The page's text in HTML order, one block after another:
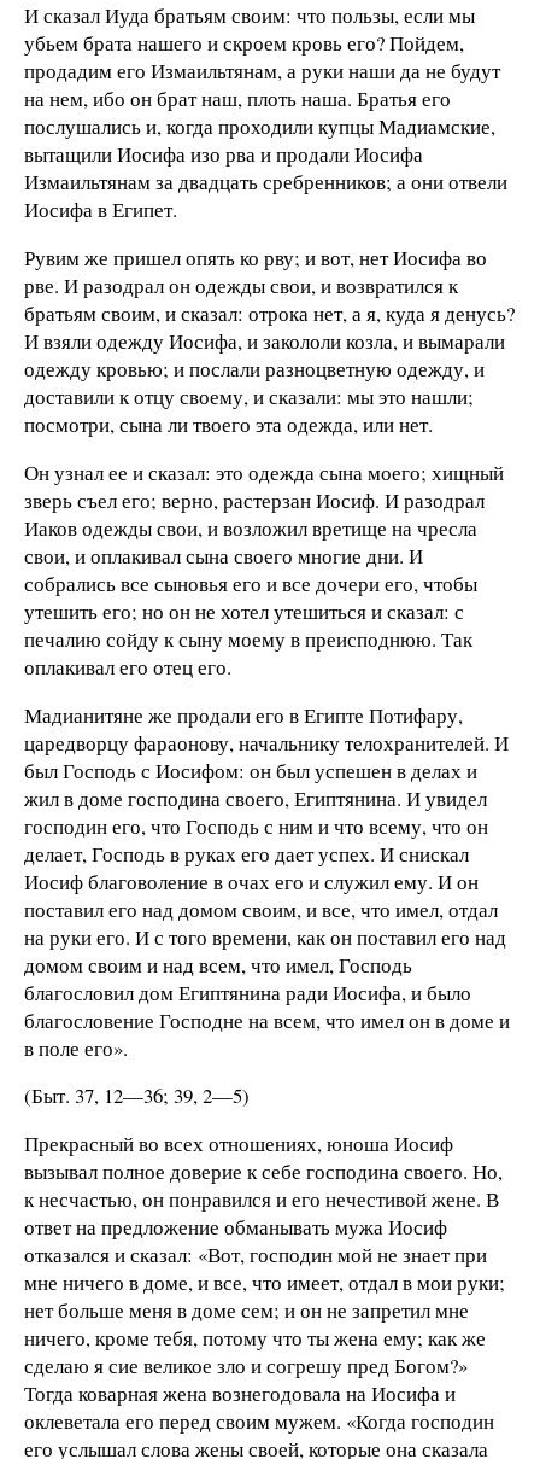
И сказал Иуда братьям своим: что пользы, если мы
убьем брата нашего и скроем кровь его? Пойдем,
продадим его Измаильтянам, а руки наши да не будут
на нем, ибо он брат наш, плоть наша. Братья его
послушались и, когда проходили купцы Мадиамские,
вытащили Иосифа изо рва и продали Иосифа
Измаильтянам за двадцать сребренников; а они отвели
Иосифа в Египет.
Рувим же пришел опять ко рву; и вот, нет Иосифа во
рве. И разодрал он одежды свои, и возвратился к
братьям своим, и сказал: отрока нет, а я, куда я денусь?
И взяли одежду Иосифа, и закололи козла, и вымарали
одежду кровью; и послали разноцветную одежду, и
доставили к отцу своему, и сказали: мы это нашли;
посмотри, сына ли твоего эта одежда, или нет.
Он узнал ее и сказал: это одежда сына моего; хищный
зверь съел его; верно, растерзан Иосиф. И разодрал
Иаков одежды свои, и возложил вретище на чресла
свои, и оплакивал сына своего многие дни. И
собрались все сыновья его и все дочери его, чтобы
утешить его; но он не хотел утешиться и сказал: с
печалию сойду к сыну моему в преисподнюю. Так
оплакивал его отец его.
Мадианитяне же продали его в Египте Потифару,
царедворцу фараонову, начальнику телохранителей. И
был Господь с Иосифом: он был успешен в делах и
жил в доме господина своего, Египтянина. И увидел
господин его, что Господь с ним и что всему, что он
делает, Господь в руках его дает успех. И снискал
Иосиф благоволение в очах его и служил ему. И он
поставил его над домом своим, и все, что имел, отдал
на руки его. И с того времени, как он поставил его над
домом своим и над всем, что имел, Господь
благословил дом Египтянина ради Иосифа, и было
благословение Господне на всем, что имел он в доме и
в поле его».
(Быт. 37, 12—36; 39, 2—5)
Прекрасный во всех отношениях, юноша Иосиф
вызывал полное доверие к себе господина своего. Но,
к несчастью, он понравился и его нечестивой жене. В
ответ на предложение обманывать мужа Иосиф
отказался и сказал: «Вот, господин мой не знает при
мне ничего в доме, и все, что имеет, отдал в мои руки;
нет больше меня в доме сем; и он не запретил мне
ничего, кроме тебя, потому что ты жена ему; как же
сделаю я сие великое зло и согрешу пред Богом?»
Тогда коварная жена вознегодовала на Иосифа и
оклеветала его перед своим мужем. «Когда господин
его услышал слова жены своей, которые она сказала